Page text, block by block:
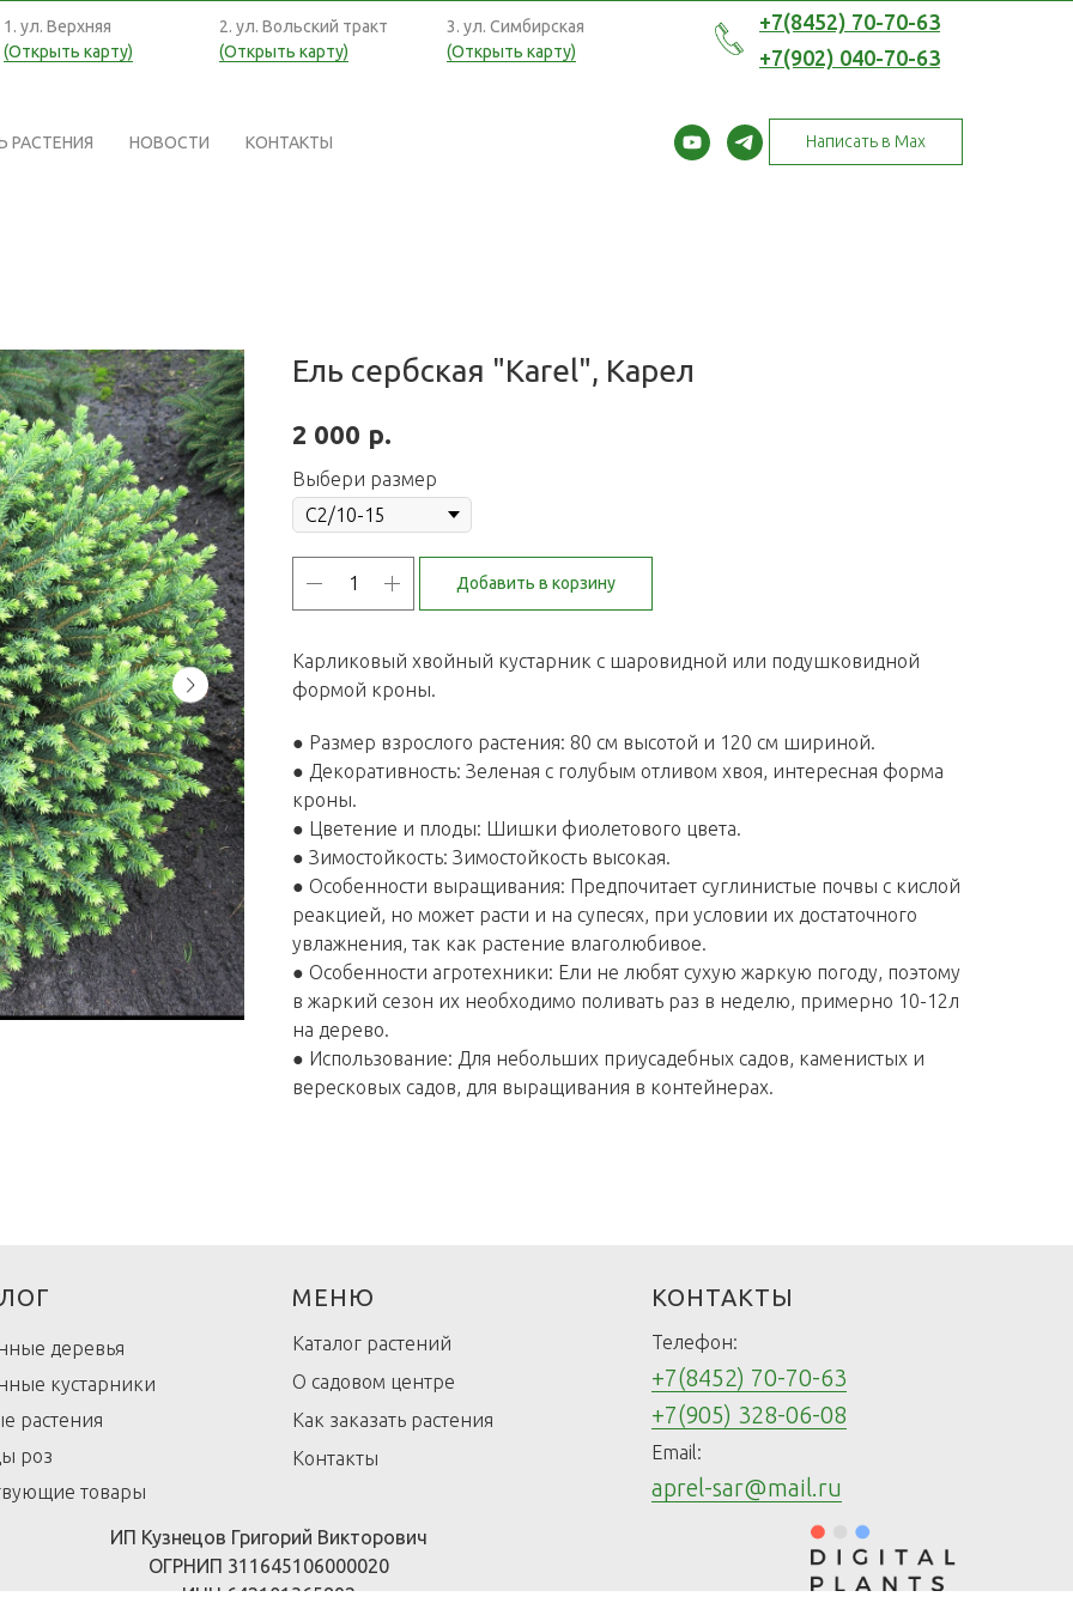
1. ул. Верхняя
(Открыть карту)
+7(8452) 70-70-63
2. ул. Вольский тракт
(Открыть карту)
3. ул. Симбирская
(Открыть карту)
+7(902) 040-70-63
РАСТЕНИЯ НОВОСТИ КОНТАКТЫ Написать в Max
Ель сербская "Karel", Карел
2 000 р.
Выбери размер
Добавить в корзину
Карликовый хвойный кустарник с шаровидной или подушковидной
формой кроны.
● Размер взрослого растения: 80 см высотой и 120 см шириной.
● Декоративность: Зеленая с голубым отливом хвоя, интересная форма
кроны.
● Цветение и плоды: Шишки фиолетового цвета.
● Зимостойкость: Зимостойкость высокая.
● Особенности выращивания: Предпочитает суглинистые почвы с кислой
реакцией, но может расти и на супесях, при условии их достаточного
увлажнения, так как растение влаголюбивое.
● Особенности агротехники: Ели не любят сухую жаркую погоду, поэтому
в жаркий сезон их необходимо поливать раз в неделю, примерно 10-12л
на дерево.
● Использование: Для небольших приусадебных садов, каменистых и
вересковых садов, для выращивания в контейнерах.
деревья
кустарники
растения
роз
товары
МЕНЮ
Каталог растений
О садовом центре
Как заказать растения
Контакты
КОНТАКТЫ
Телефон:
+7(8452) 70-70-63
+7(905) 328-06-08
Email:
aprel-sar@mail.ru
ИП Кузнецов Григорий Викторович
ОГРНИП 311645106000020
ИНН 642101365892